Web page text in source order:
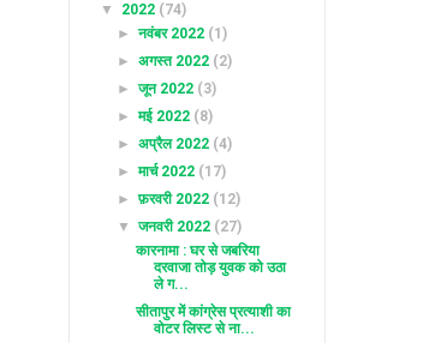
▼ 2022 (74)
►नवंबर 2022 (1)
►अगस्त 2022 (2)
►जून 2022 (3)
►मई 2022 (8)
►अप्रैल 2022 (4)
►मार्च 2022 (17)
►फ़रवरी 2022 (12)
▼जनवरी 2022 (27)
कारनामा : घर से जबरिया
दरवाजा तोड़ युवक को उठा
ले ग...
सीतापुर में कांग्रेस प्रत्याशी का
वोटर लिस्ट से ना...